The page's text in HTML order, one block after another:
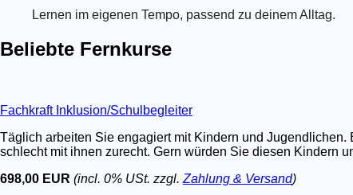
Lernen im eigenen Tempo, passend zu deinem Alltag.
Beliebte Fernkurse
Fachkraft Inklusion/Schulbegleiter
Täglich arbeiten Sie engagiert mit Kindern und
schlecht mit ihnen zurecht. Gern würden Sie diesen Kindern
698,00 EUR (incl. 0% USt. zzgl. Zahlung & Versand)